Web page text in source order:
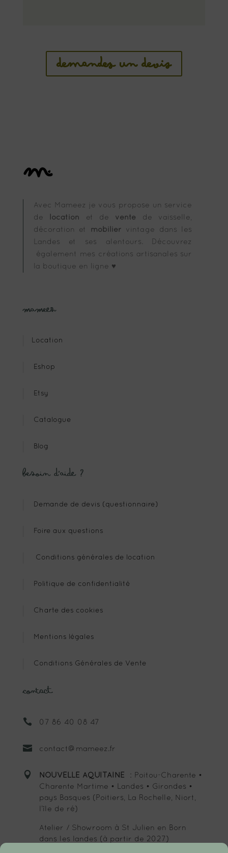
demandez un devis
Avec Mameez je vous propose un service
de
location et de vente
de vaisselle,
décoration et mobilier vintage dans les
Landes et ses alentours. Découvrez
également mes créations artisanales sur
la boutique en ligne ♥
Mameez
Location
Eshop
Etsy
Catalogue
Blog
Besoin d’aide ?
Demande de devis (questionnaire)
Foire aux questions
Conditions générales de location
Politique de confidentialité
Charte des cookies
Mentions légales
Conditions Générales de Vente
Contact
 07 86 40 08 47
 contact@mameez.fr
 NOUVELLE AQUITAINE
: Poitou-Charente •
Charente Martime • Landes • Girondes •
pays Basques (Poitiers, La Rochelle, Niort,
l’île de ré)
Atelier / Showroom à St Julien en Born
dans les landes (à partir de 2027)